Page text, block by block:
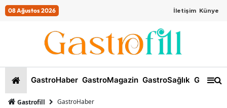
08 Ağustos 2026 İletişim Künye
GastroHaber GastroMagazin GastroSağlık
Gastrofill GastroHaber